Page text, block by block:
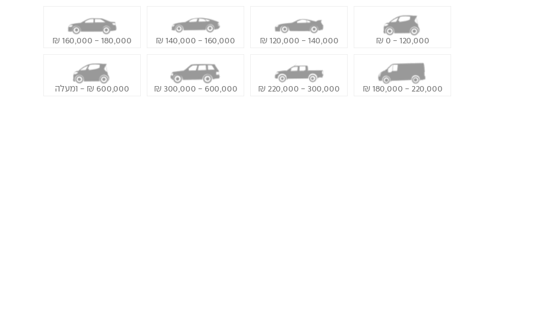
120,000 - 0 ₪
140,000 - 120,000 ₪
160,000 - 140,000 ₪
180,000 - 160,000 ₪
220,000 - 180,000 ₪
300,000 - 220,000 ₪
600,000 - 300,000 ₪ 600,000 ₪ - ומעלה